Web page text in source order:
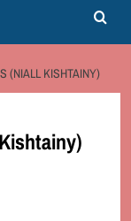
(NIALL KISHTAINY)